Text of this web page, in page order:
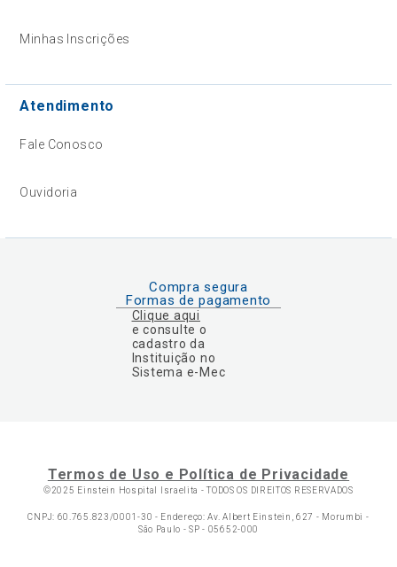
Minhas Inscrições
Atendimento
Fale Conosco
Ouvidoria
Compra segura
Formas de pagamento
Clique aqui
e consulte o
cadastro da
Instituição no
Sistema e-Mec
Termos de Uso e Política de Privacidade
©2025 Einstein Hospital Israelita -TODOS OS DIREITOS RESERVADOS
CNPJ: 60.765.823/0001-30 - Endereço: Av. Albert Einstein, 627 - Morumbi -
São Paulo - SP - 05652-000